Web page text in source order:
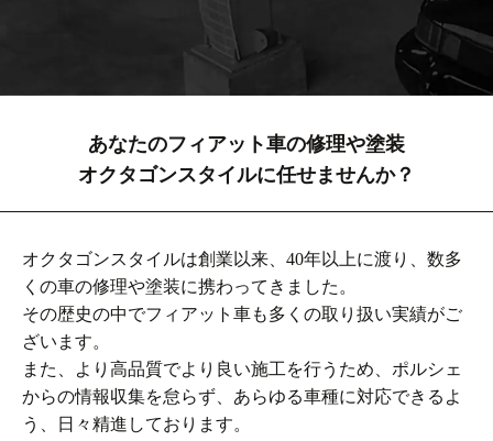
あなたのフィアット車の修理や塗装
オクタゴンスタイルに任せませんか？
オクタゴンスタイルは創業以来、40年以上に渡り、数多
くの車の修理や塗装に携わってきました。
その歴史の中でフィアット車も多くの取り扱い実績がご
ざいます。
また、より高品質でより良い施工を行うため、ポルシェ
からの情報収集を怠らず、あらゆる車種に対応できるよ
う、日々精進しております。